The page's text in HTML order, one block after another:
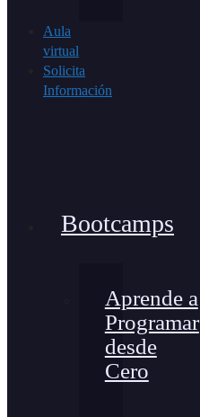
Aula
virtual
Solicita
Información
Bootcamps
Aprende a
Programar
desde
Cero